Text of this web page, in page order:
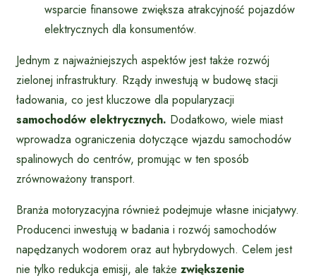
wsparcie finansowe zwiększa atrakcyjność pojazdów
elektrycznych dla konsumentów.
Jednym z najważniejszych aspektów jest także rozwój
zielonej infrastruktury. Rządy inwestują w budowę stacji
ładowania, co jest kluczowe dla popularyzacji
samochodów elektrycznych. Dodatkowo, wiele miast
wprowadza ograniczenia dotyczące wjazdu samochodów
spalinowych do centrów, promując w ten sposób
zrównoważony transport.
Branża motoryzacyjna również podejmuje własne inicjatywy.
Producenci inwestują w badania i rozwój samochodów
napędzanych wodorem oraz aut hybrydowych. Celem jest
nie tylko redukcja emisji, ale także zwiększenie